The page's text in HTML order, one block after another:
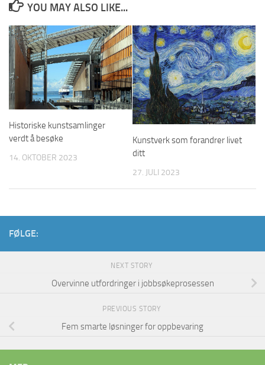
YOU MAY ALSO LIKE...
Historiske kunstsamlinger
verdt å besøke
14. OKTOBER 2023
Kunstverk som forandrer livet
ditt
27. JULI 2023
FØLGE:
NEXT STORY
Overvinne utfordringer i jobbsøkeprosessen
PREVIOUS STORY
Fem smarte løsninger for oppbevaring